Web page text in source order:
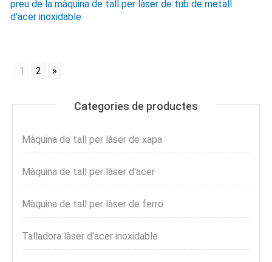
preu de la màquina de tall per làser de tub de metall
d'acer inoxidable
1 2 »
Categories de productes
Màquina de tall per làser de xapa
Màquina de tall per làser d'acer
Màquina de tall per làser de ferro
Talladora làser d'acer inoxidable